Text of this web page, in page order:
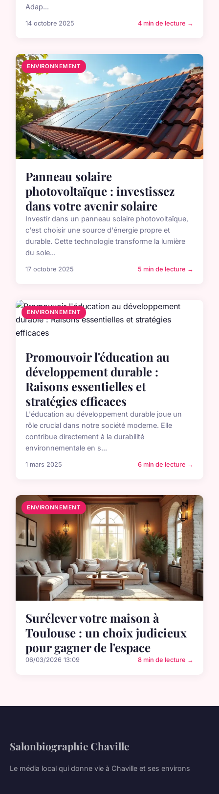
Adap...
14 octobre 2025 4 min de lecture →
ENVIRONNEMENT
Panneau solaire
photovoltaïque : investissez
dans votre avenir solaire
Investir dans un panneau solaire photovoltaïque,
c'est choisir une source d'énergie propre et
durable. Cette technologie transforme la lumière
du sole...
17 octobre 2025 5 min de lecture →
ENVIRONNEMENT
Promouvoir l'éducation au
développement durable :
Raisons essentielles et
stratégies efficaces
L'éducation au développement durable joue un
rôle crucial dans notre société moderne. Elle
contribue directement à la durabilité
environnementale en s...
1 mars 2025 6 min de lecture →
ENVIRONNEMENT
Surélever votre maison à
Toulouse : un choix judicieux
pour gagner de l'espace
06/03/2026 13:09 8 min de lecture →
Salonbiographie Chaville
Le média local qui donne vie à Chaville et ses environs